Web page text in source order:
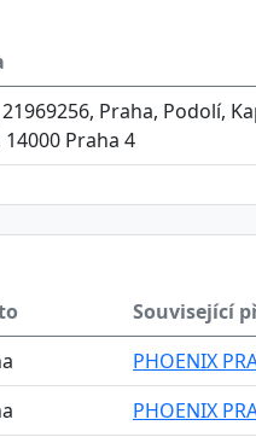
Praha, Podolí,
Praha 4
Související
PHOENIX
PHOENIX